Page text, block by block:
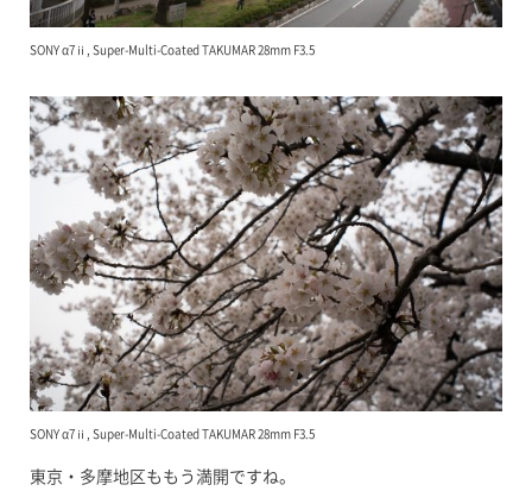
SONY α7ⅱ, Super-Multi-Coated TAKUMAR 28mm F3.5
SONY α7ⅱ, Super-Multi-Coated TAKUMAR 28mm F3.5
東京・多摩地区ももう満開ですね。